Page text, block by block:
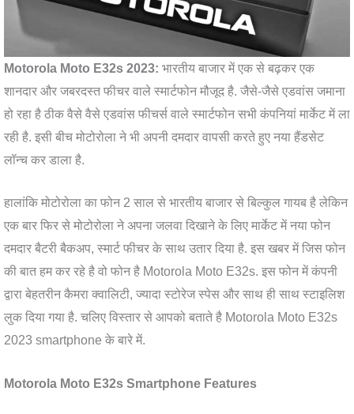
Motorola Moto E32s 2023: भारतीय बाजार में एक से बढ़कर एक
शानदार और जबरदस्त फीचर वाले स्मार्टफोन मौजूद है. जैसे-जैसे एडवांस जमाना
हो रहा है ठीक वैसे वैसे एडवांस फीचर्स वाले स्मार्टफोन सभी कंपनियां मार्केट में ला
रही है. इसी बीच मोटोरोला ने भी अपनी दमदार वापसी करते हुए नया हैंडसेट
लॉन्च कर डाला है.
हालांकि मोटोरोला का फोन 2 साल से भारतीय बाजार से बिल्कुल गायब है लेकिन
एक बार फिर से मोटोरोला ने अपना जलवा दिखाने के लिए मार्केट में नया फोन
दमदार बैटरी बैकअप, स्मार्ट फीचर के साथ उतार दिया है. इस खबर में जिस फोन
की बात हम कर रहे है वो फोन है Motorola Moto E32s. इस फोन में कंपनी
द्वारा बेहतरीन कैमरा क्वालिटी, ज्यादा स्टोरेज स्पेस और साथ ही साथ स्टाइलिश
लुक दिया गया है. चलिए विस्तार से आपको बताते है Motorola Moto E32s
2023 smartphone के बारे में.
Motorola Moto E32s Smartphone Features